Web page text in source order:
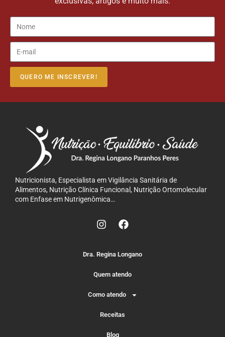
QUERO ME INSCREVER!
Nutricionista, Especialista em Vigilância Sanitária de
Alimentos, Nutrição Clínica Funcional, Nutrição Ortomolecular
com Enfase em Nutrigenômica…
Dra. Regina Longano
Quem atendo
Como atendo
Receitas
Blog